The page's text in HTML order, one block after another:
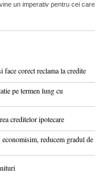
un imperativ pentru cei care
corect reclama la credite
pe termen lung cu
creditelor ipotecare
reducem gradul de